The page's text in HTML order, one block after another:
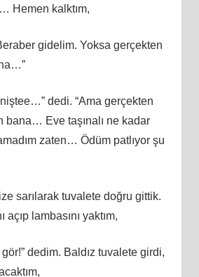
Hemen kalktım,
gidelim. Yoksa gerçekten
dedi. “Ama gerçekten
bana… Eve taşınalı ne kadar
zaten… Ödüm patlıyor şu
sarılarak tuvalete doğru gittik.
açıp lambasını yaktım,
dedim. Baldız tuvalete girdi,